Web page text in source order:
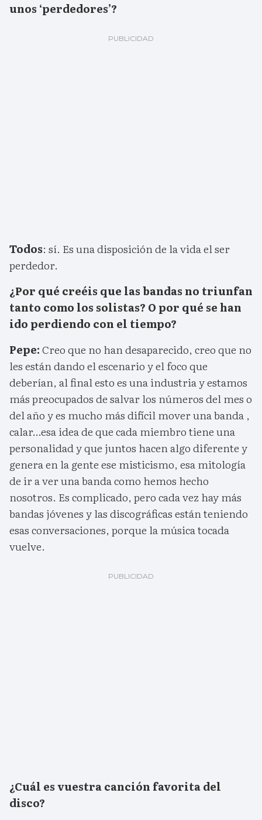
unos ‘perdedores’?
Todos: sí. Es una disposición de la vida el ser
perdedor.
¿Por qué creéis que las bandas no triunfan
tanto como los solistas? O por qué se han
ido perdiendo con el tiempo?
Pepe:Creo que no han desaparecido, creo que no
les están dando el escenario y el foco que
deberían, al final esto es una industria y estamos
más preocupados de salvar los números del mes o
del año y es mucho más difícil mover una banda ,
calar…esa idea de que cada miembro tiene una
personalidad y que juntos hacen algo diferente y
genera en la gente ese misticismo, esa mitología
de ir a ver una banda como hemos hecho
nosotros. Es complicado, pero cada vez hay más
bandas jóvenes y las discográficas están teniendo
esas conversaciones, porque la música tocada
vuelve.
¿Cuál es vuestra canción favorita del
disco?